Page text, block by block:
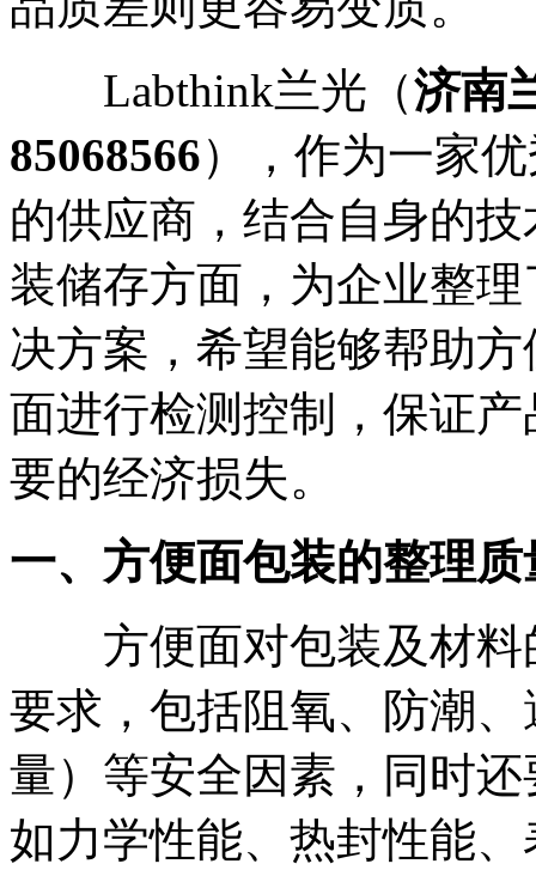
Labthink兰光（济南
85068566），作为一家
的供应商，结合自身的
装储存方面，为企业整
决方案，希望能够帮助
面进行检测控制，保证
要的经济损失。
一、 方便面包装的整理质
方便面对包装及材料
要求，包括阻氧、防潮
量）等安全因素，同时
如力学性能、热封性能